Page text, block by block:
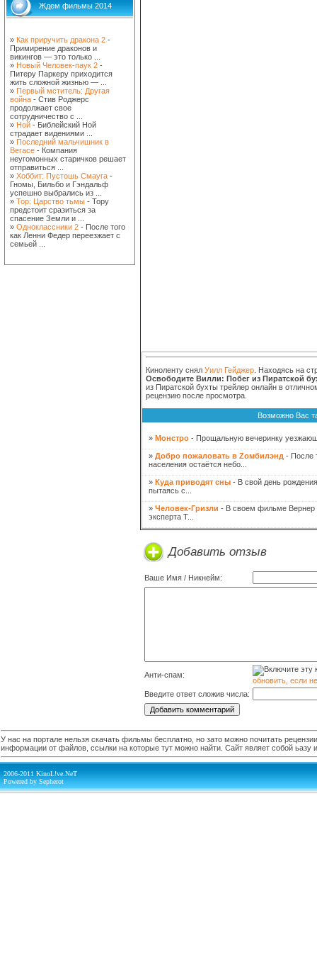
Ждем фильмы 2014
» Как приручить дракона 2 -
Примирение драконов и
викингов — это только ...
» Новый Человек-паук 2 -
Питеру Паркеру приходится
жить сложной жизнью — ...
» Первый мститель: Другая
война - Стив Роджерс
продолжает свое
сотрудничество с ...
» Ной - Библейский Ной
страдает видениями ...
» Последний мальчишник в
Вегасе - Компания
неугомонных старичков решает
отправиться ...
» Хоббит: Пустошь Смауга -
Гномы, Бильбо и Гэндальф
успешно выбрались из ...
» Тор: Царство тьмы - Тору
предстоит сразиться за
спасение Земли и ...
» Одноклассники 2 - После того
как Ленни Федер переезжает с
семьей ...
Киноленту снял Уилл Гейджер . Находясь на
Освободите Вилли: Побег из Пиратской
из Пиратской бухты трейлер онлайн в
рецензию после просмотра.
Возможно Вас
» Монстро - Прощальную вечеринку
» Добро пожаловать в Zомбилэнд - После
населения остаётся небо...
» Куда приводят сны - В свой день
пытаясь с...
» Человек-Гризли - В своем фильме Вернер
эксперта Т...
Добавить отзыв
Ваше Имя / Никнейм:
Анти-спам:
обновить, если
Введите ответ сложив числа:
У нас на портале нельзя скачать фильмы бесплатно, но зато можно почитать
информации от файлов, ссылки на которые тут можно найти. Сайт являет собой
2006-2011 KinoL!ve.NeT
Powered by Sepherot